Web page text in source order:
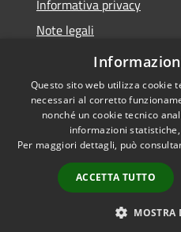
Informativa privacy
Note legali
Dichiarazione di
Accessibilità
Questo sito web utilizza cookie
necessari al corretto
nonché un cookie tecnico
informazioni
Per maggiori dettagli, può
ACCETTA TUTTO
MOSTRA